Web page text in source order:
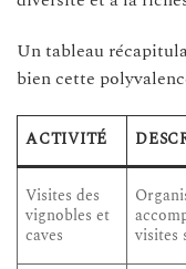
Un tableau
bien cette
ACTIVITÉ
Visites des
vignobles et
caves
visites